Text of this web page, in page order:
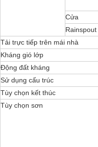
Cửa
Rainspout
Tải trực tiếp trên mái nhà
Kháng gió lớp
Động đất kháng
Sử dụng cấu trúc
Tùy chọn kết thúc
Tùy chọn sơn